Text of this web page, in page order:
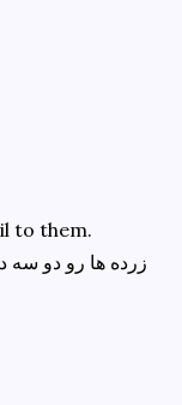
to them.